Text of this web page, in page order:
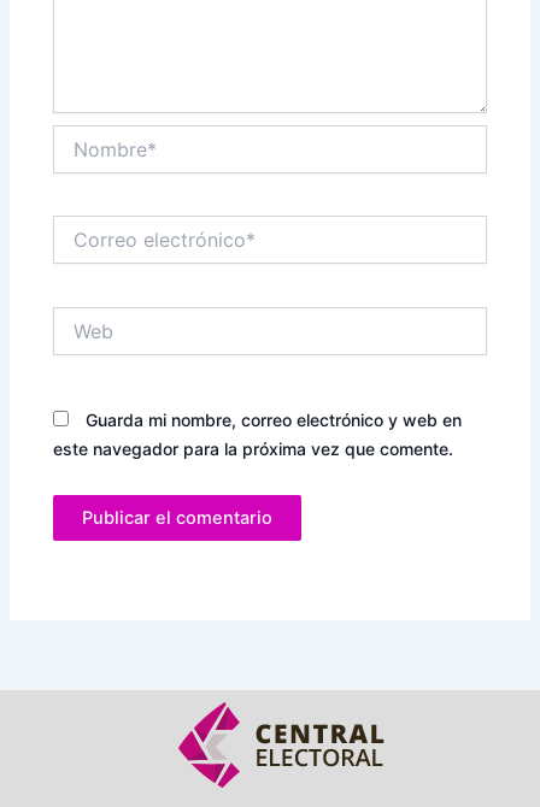
electrónico*
Guarda mi nombre, correo electrónico y web en
este navegador para la próxima vez que comente.